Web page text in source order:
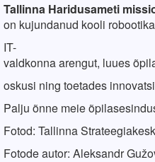
Tallinna Haridusameti
on kujundanud kooli robootika
IT-
valdkonnaarengut, luues
oskusi ning toetades
Palju õnne meie
Fotod: Tallinna
Fotode autor: Aleksandr